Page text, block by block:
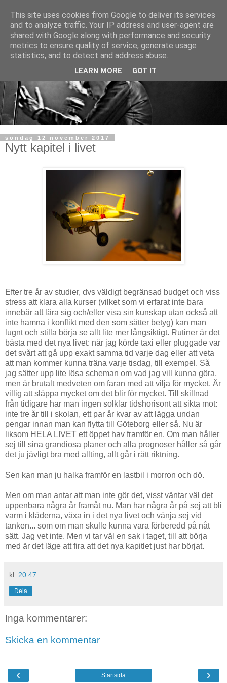
söndag 12 november 2017
Nytt kapitel i livet
Efter tre år av studier, dvs väldigt begränsad budget och viss
stress att klara alla kurser (vilket som vi erfarat inte bara
innebär att lära sig och/eller visa sin kunskap utan också att
inte hamna i konflikt med den som sätter betyg) kan man
lugnt och stilla börja se allt lite mer långsiktigt. Rutiner är det
bästa med det nya livet: när jag körde taxi eller pluggade var
det svårt att gå upp exakt samma tid varje dag eller att veta
att man kommer kunna träna varje tisdag, till exempel. Så
jag sätter upp lite lösa scheman om vad jag vill kunna göra,
men är brutalt medveten om faran med att vilja för mycket. Är
villig att släppa mycket om det blir för mycket. Till skillnad
från tidigare har man ingen solklar tidshorisont att sikta mot:
inte tre år till i skolan, ett par år kvar av att lägga undan
pengar innan man kan flytta till Göteborg eller så. Nu är
liksom HELA LIVET ett öppet hav framför en. Om man håller
sej till sina grandiosa planer och alla prognoser håller så går
det ju jävligt bra med allting, allt går i rätt riktning.
Sen kan man ju halka framför en lastbil i morron och dö.
Men om man antar att man inte gör det, visst väntar väl det
uppenbara några år framåt nu. Man har några år på sej att bli
varm i kläderna, växa in i det nya livet och vänja sej vid
tanken... som om man skulle kunna vara förberedd på nåt
sätt. Jag vet inte. Men vi tar väl en sak i taget, till att börja
med är det läge att fira att det nya kapitlet just har börjat.
kl. 20:47
Dela
Inga kommentarer:
Skicka en kommentar
‹ ›
Startsida
This site uses cookies from Google to deliver its services
and to analyze traffic. Your IP address and user-agent are
shared with Google along with performance and security
metrics to ensure quality of service, generate usage
statistics, and to detect and address abuse.
LEARN MORE GOT IT